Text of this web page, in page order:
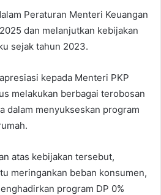
Peraturan Menteri Keuangan
dan melanjutkan kebijakan
sejak tahun 2023.
kepada Menteri PKP
melakukan berbagai terobosan
dalam menyukseskan program
atas kebijakan tersebut,
meringankan beban konsumen,
program DP 0%